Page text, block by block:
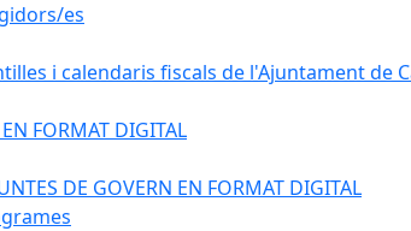
es
i calendaris fiscals de l'Ajuntament de
FORMAT DIGITAL
DE GOVERN EN FORMAT DIGITAL